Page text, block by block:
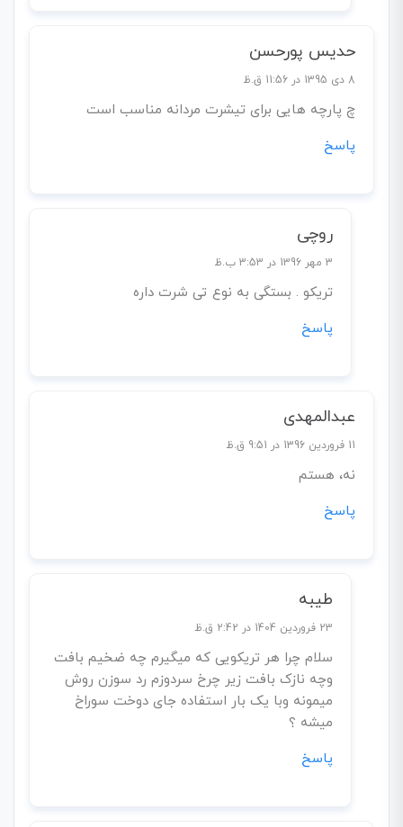
حدیس پورحسن
8 دی 1395 در 11:56 ق.ظ
چ پارچه هایی برای تیشرت مردانه مناسب است
پاسخ
روچی
3 مهر 1396 در 3:53 ب.ظ
تریکو . بستگی به نوع تی شرت داره
پاسخ
عبدالمهدی
11 فروردین 1396 در 9:51 ق.ظ
نه، هستم
پاسخ
طیبه
23 فروردین 1404 در 2:42 ق.ظ
سلام چرا هر تریکویی که میگیرم چه ضخیم بافت
وچه نازک بافت زیر چرخ سردوزم رد سوزن روش
میمونه وبا یک بار استفاده جای دوخت سوراخ
میشه ؟
پاسخ